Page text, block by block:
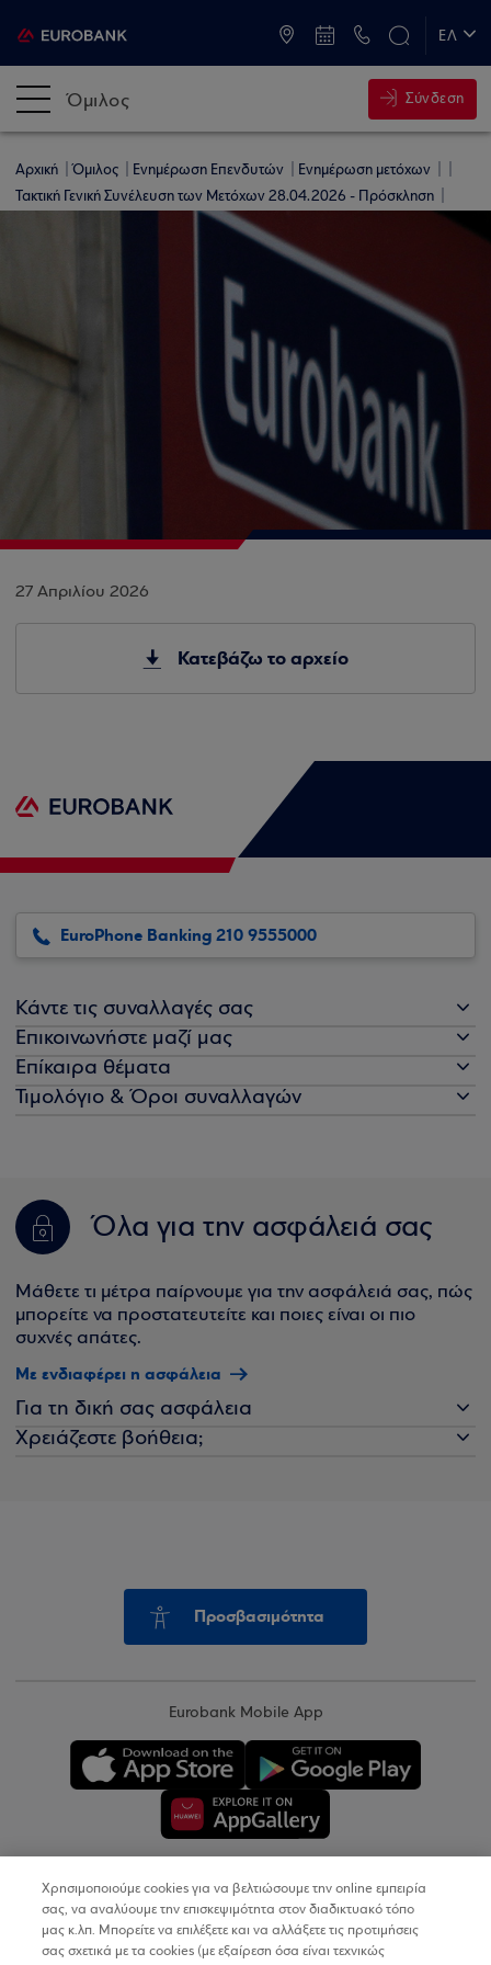
ΕΛ
Όμιλος Σύνδεση
Αρχική Όμιλος Ενημέρωση Επενδυτών
Ενημέρωση μετόχων
Τακτική Γενική Συνέλευση των Μετόχων 28.04.2026 - Πρόσκληση
27 Απριλίου 2026
Κατεβάζω το αρχείο
EuroPhone Banking 210 9555000
Κάντε τις συναλλαγές σας
Επικοινωνήστε μαζί μας
Επίκαιρα θέματα
Τιμολόγιο & Όροι συναλλαγών
Όλα για την ασφάλειά σας
Μάθετε τι μέτρα παίρνουμε για την ασφάλειά σας, πώς
μπορείτε να προστατευτείτε και ποιες είναι οι πιο
συχνές απάτες.
Με ενδιαφέρει η ασφάλεια
Για τη δική σας ασφάλεια
Χρειάζεστε βοήθεια;
Προσβασιμότητα
Eurobank Mobile App
Copyright © 2026
Χρησιμοποιούμε cookies για να βελτιώσουμε την online εμπειρία
σας, να αναλύουμε την επισκεψιμότητα στον διαδικτυακό τόπο
μας κ.λπ. Μπορείτε να επιλέξετε και να αλλάξετε τις προτιμήσεις
σας σχετικά με τα cookies (με εξαίρεση όσα είναι τεχνικώς